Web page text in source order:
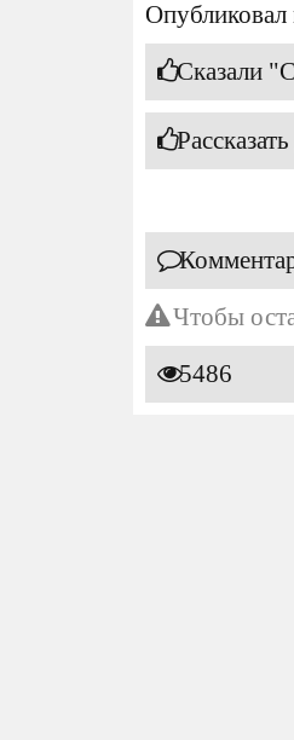
Опубликовал
Сказали
Чтобы
5486